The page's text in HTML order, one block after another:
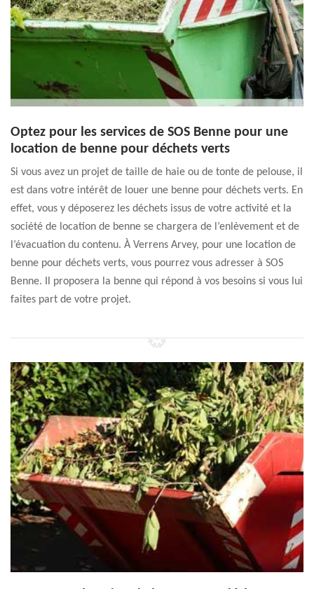
Optez pour les services de SOS Benne pour une
location de benne pour déchets verts
Si vous avez un projet de taille de haie ou de tonte de pelouse, il
est dans votre intérêt de louer une benne pour déchets verts. En
effet, vous y déposerez les déchets issus de votre activité et la
société de location de benne se chargera de l’enlèvement et de
l’évacuation du contenu. À Verrens Arvey, pour une location de
benne pour déchets verts, vous pourrez vous adresser à SOS
Benne. Il proposera la benne qui répond à vos besoins si vous lui
faites part de votre projet.